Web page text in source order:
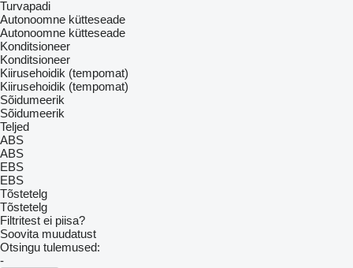
Turvapadi
Autonoomne kütteseade
Autonoomne kütteseade
Konditsioneer
Konditsioneer
Kiirusehoidik (tempomat)
Kiirusehoidik (tempomat)
Sõidumeerik
Sõidumeerik
Teljed
ABS
ABS
EBS
EBS
Tõstetelg
Tõstetelg
Filtritest ei piisa?
Soovita muudatust
Otsingu tulemused:
-